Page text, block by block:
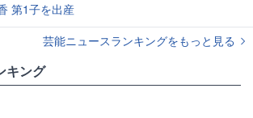
第1子を出産
芸能ニュースランキングをもっと見る
キング